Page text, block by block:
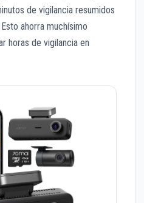
de vigilancia resumidos
ahorra muchísimo
horas de vigilancia en